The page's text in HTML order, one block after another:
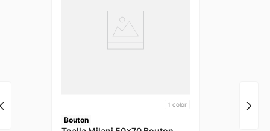
1 color
Bouton